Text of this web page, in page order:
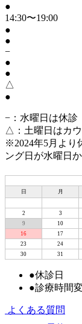
●
14:30〜19:00
●
●
−
●
●
△
●
− ：水曜日は休診
△ ：土曜日はカ
※2024年5月より
ング日が水曜日
日
月
2
3
9
10
16
17
23
24
30
31
●休診日
●診療時間
よくある質問